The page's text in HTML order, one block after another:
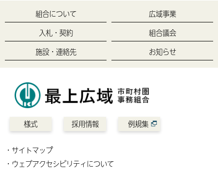
組合について
広域事業
入札・契約
組合議会
施設・連絡先
お知らせ
様式 採用情報 例規集
サイトマップ
ウェブアクセシビリティについて